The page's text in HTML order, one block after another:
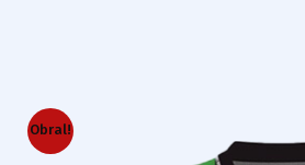
Obral!